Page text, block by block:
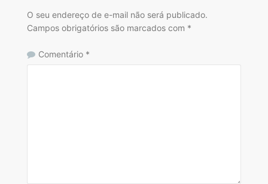
O seu endereço de e-mail não será publicado.
Campos obrigatórios são marcados com *
Comentário *